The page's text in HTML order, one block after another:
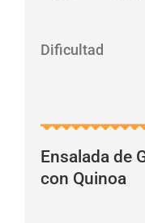
Dificultad
Ensalada de
con Quinoa